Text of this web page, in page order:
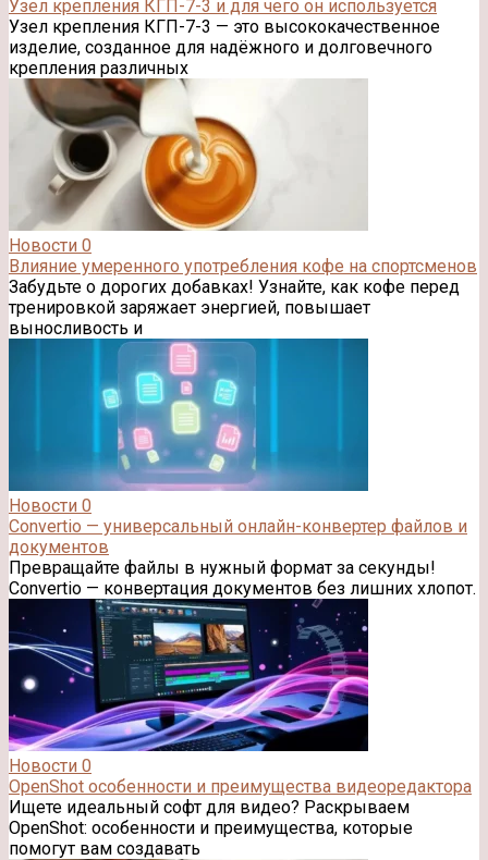
Узел крепления КГП-7-3 и для чего он используется
Узел крепления КГП-7-3 — это высококачественное
изделие, созданное для надёжного и долговечного
крепления различных
Новости 0
Влияние умеренного употребления кофе на спортсменов
Забудьте о дорогих добавках! Узнайте, как кофе перед
тренировкой заряжает энергией, повышает
выносливость и
Новости 0
Convertio — универсальный онлайн-конвертер файлов и
документов
Превращайте файлы в нужный формат за секунды!
Convertio — конвертация документов без лишних хлопот.
Новости 0
OpenShot особенности и преимущества видеоредактора
Ищете идеальный софт для видео? Раскрываем
OpenShot: особенности и преимущества, которые
помогут вам создавать